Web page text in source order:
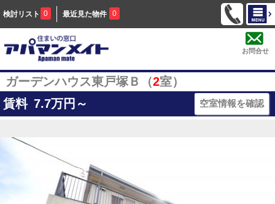
検討リスト 0 最近見た物件 0
お問合せ
ガーデンハウス東戸塚Ｂ（2室）
賃料 7.7万円～ 空室情報を確認